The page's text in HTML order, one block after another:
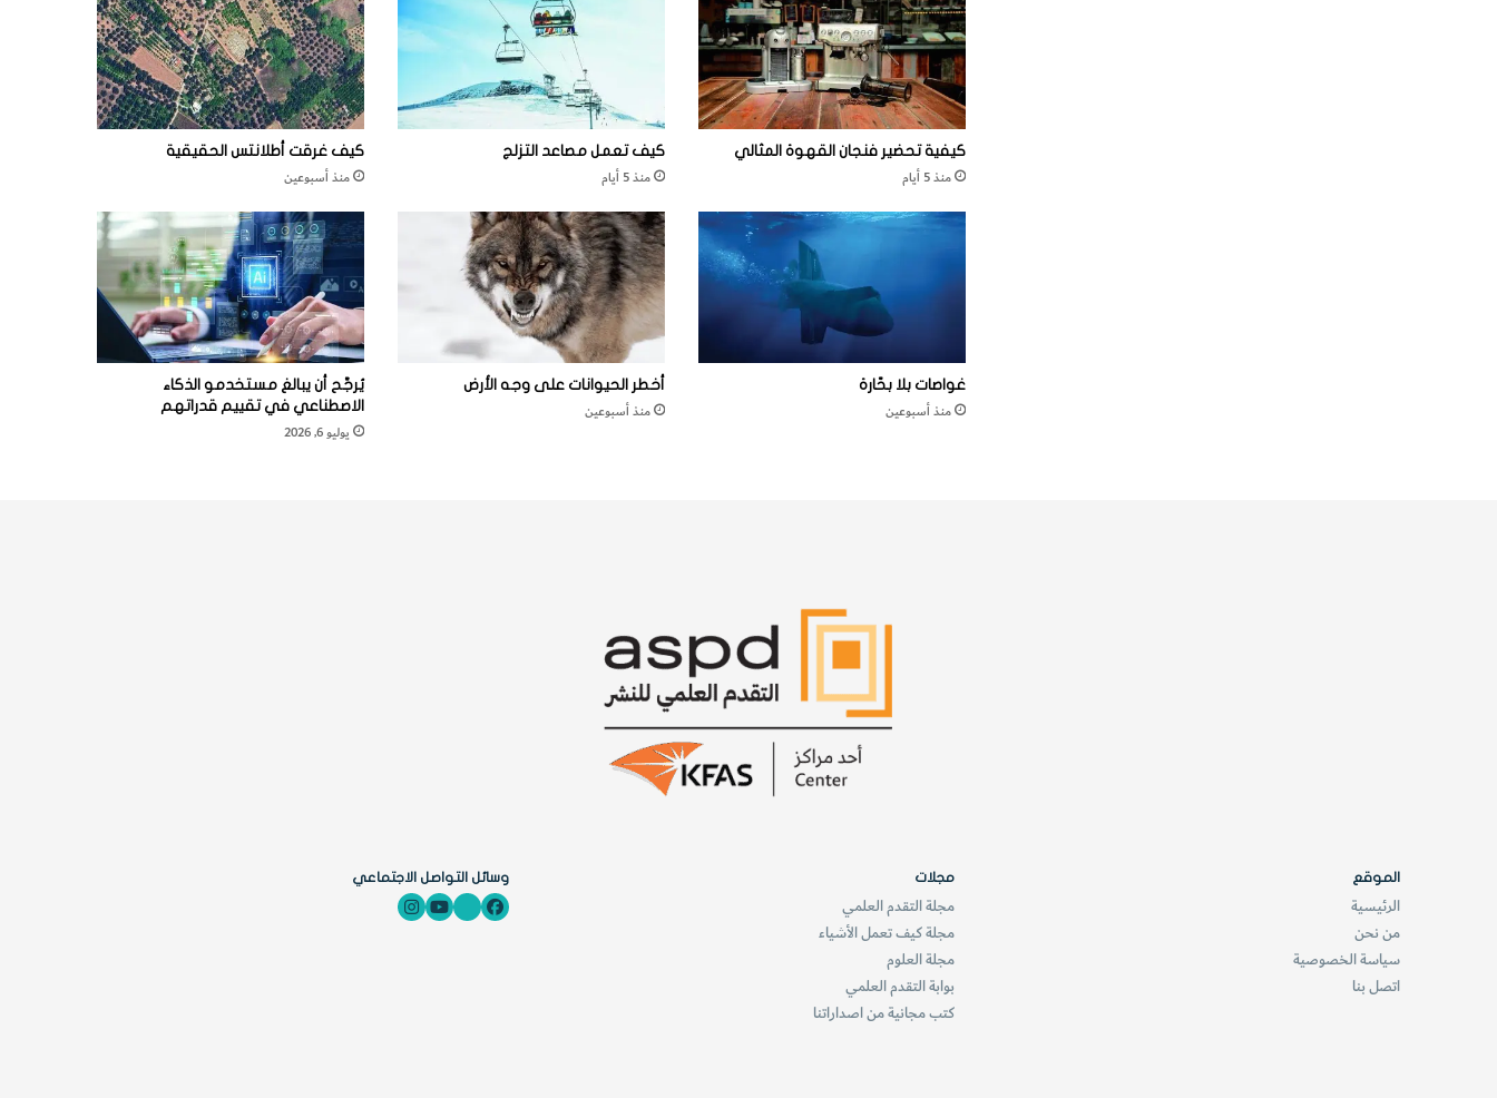
صْ
ر
(
ا
ل
ك
و
ر
س
ي
ا
كيفية تحضير فنجان القهوة المثالي
منذ 5 أيام
كيف تعمل مصاعد التزلج
منذ 5 أيام
كيف غرقت أطلانتس الحقيقية
منذ أسبوعين
غواصات بلا بحّارة
منذ أسبوعين
أخطر الحيوانات على وجه الأرض
منذ أسبوعين
يُرجَّح أن يبالغ مستخدمو الذكاء
الاصطناعي في تقييم قدراتهم
يوليو 6, 2026
الموقع
الرئيسية
من نحن
سياسة الخصوصية
اتصل بنا
مجلات
مجلة التقدم العلمي
مجلة كيف تعمل الأشياء
مجلة العلوم
بوابة التقدم العلمي
كتب مجانية من اصداراتنا
وسائل التواصل الاجتماعي